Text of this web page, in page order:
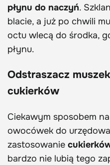
płynu do naczyń.
blacie, a już po chwili
octu wlecą do środka,
płynu.
Odstraszacz
cukierków
Ciekawym sposobem
owocówek do
zastosowanie
bardzo nie lubią tego